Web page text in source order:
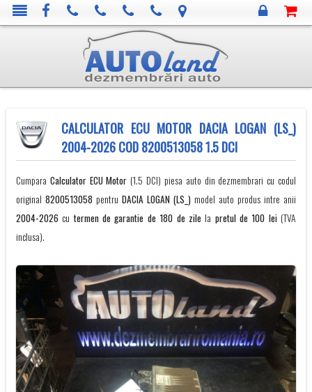
CALCULATOR ECU MOTOR DACIA LOGAN (LS_)
2004-2026 COD 8200513058 1.5 DCI
Cumpara Calculator ECU Motor (1.5 DCI) piesa auto din dezmembrari cu codul
original 8200513058 pentru DACIA LOGAN (LS_) model auto produs intre anii
2004-2026 cutermen de garantie de 180 de zile la pretul de 100 lei(TVA
inclusa).